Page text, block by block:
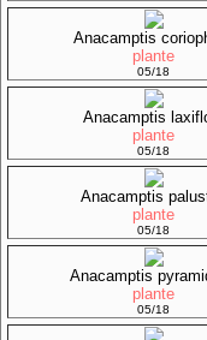
Anacamptis
plante
05/18
Anacamptis
plante
05/18
Anacamptis
plante
05/18
Anacamptis
plante
05/18